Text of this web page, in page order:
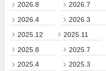
2026.8 2026.7
2026.4
2026.3
2025.12
2025.11
2025.8
2025.7
2025.4
2025.3